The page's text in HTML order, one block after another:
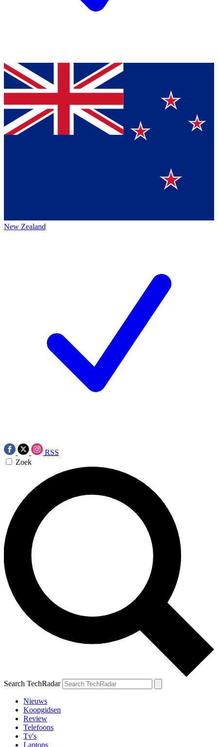
New Zealand
RSS
Zoek
Search TechRadar
Nieuws
Koopgidsen
Review
Telefoons
Tv's
Laptops